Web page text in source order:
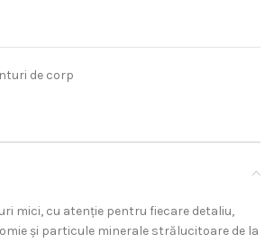
de corp
mici, cu atenție pentru fiecare detaliu,
și particule minerale strălucitoare de la